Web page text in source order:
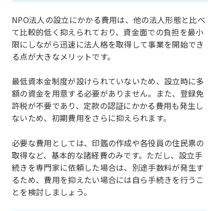
NPO法人の設立にかかる費用は、他の法人形態と比べ
て比較的低く抑えられており、資金面での負担を最小
限にしながら迅速に法人格を取得して事業を開始でき
る点が大きなメリットです。
最低資本金制度が設けられていないため、設立時に多
額の資金を用意する必要がありません。また、登録免
許税が不要であり、定款の認証にかかる費用も発生し
ないため、初期費用をさらに抑えられます。
必要な費用としては、印鑑の作成や各役員の住民票の
取得など、基本的な諸経費のみです。ただし、設立手
続きを専門家に依頼した場合は、別途手数料が発生す
るため、費用を抑えたい場合には自ら手続きを行うこ
とを検討しましょう。